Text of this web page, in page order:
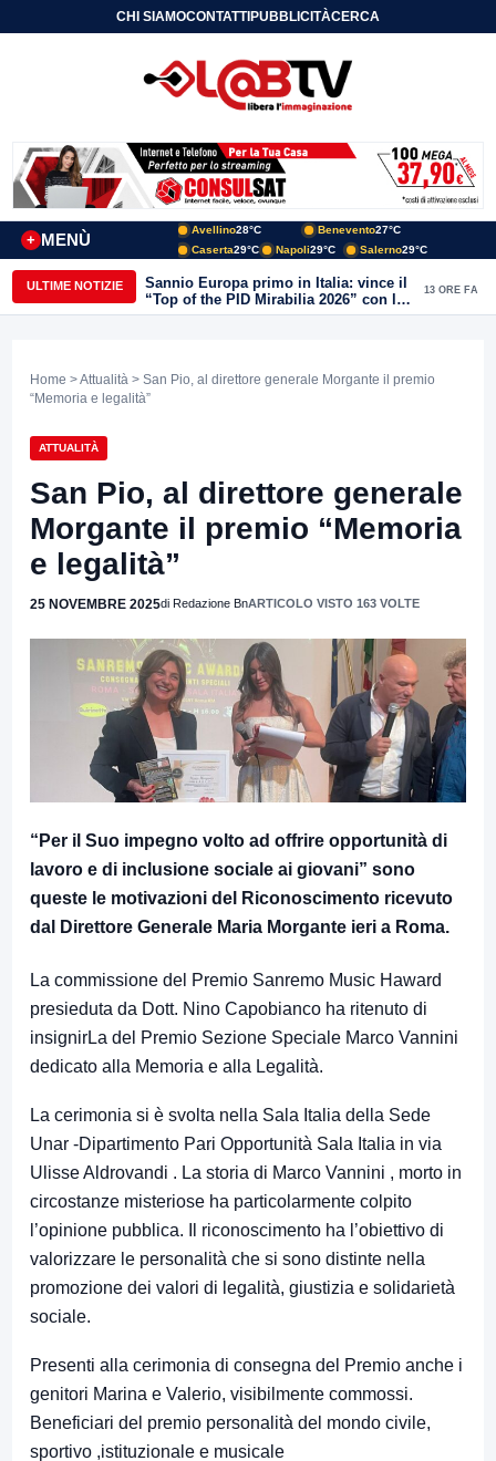
CHI SIAMOCONTATTIPUBBLICITÀCERCA
MENÙ
+
Avellino28°C Benevento27°C
Caserta29°C Napoli29°C Salerno29°C
ULTIME NOTIZIE
Sannio Europa primo in Italia: vince il
“Top of the PID Mirabilia 2026” con la
realtà virtuale nei musei del Sannio
13 ORE FA
Home >Attualità > San Pio, al direttore generale Morgante il premio
“Memoria e legalità”
ATTUALITÀ
San Pio, al direttore generale
Morgante il premio “Memoria
e legalità”
25 NOVEMBRE 2025di Redazione BnARTICOLO VISTO 163 VOLTE
“Per il Suo impegno volto ad offrire opportunità di
lavoro e di inclusione sociale ai giovani” sono
queste le motivazioni del Riconoscimento ricevuto
dal Direttore Generale Maria Morgante ieri a Roma.
La commissione del Premio Sanremo Music Haward
presieduta da Dott. Nino Capobianco ha ritenuto di
insignirLa del Premio Sezione Speciale Marco Vannini
dedicato alla Memoria e alla Legalità.
La cerimonia si è svolta nella Sala Italia della Sede
Unar -Dipartimento Pari Opportunità Sala Italia in via
Ulisse Aldrovandi . La storia di Marco Vannini , morto in
circostanze misteriose ha particolarmente colpito
l’opinione pubblica. Il riconoscimento ha l’obiettivo di
valorizzare le personalità che si sono distinte nella
promozione dei valori di legalità, giustizia e solidarietà
sociale.
Presenti alla cerimonia di consegna del Premio anche i
genitori Marina e Valerio, visibilmente commossi.
Beneficiari del premio personalità del mondo civile,
sportivo ,istituzionale e musicale